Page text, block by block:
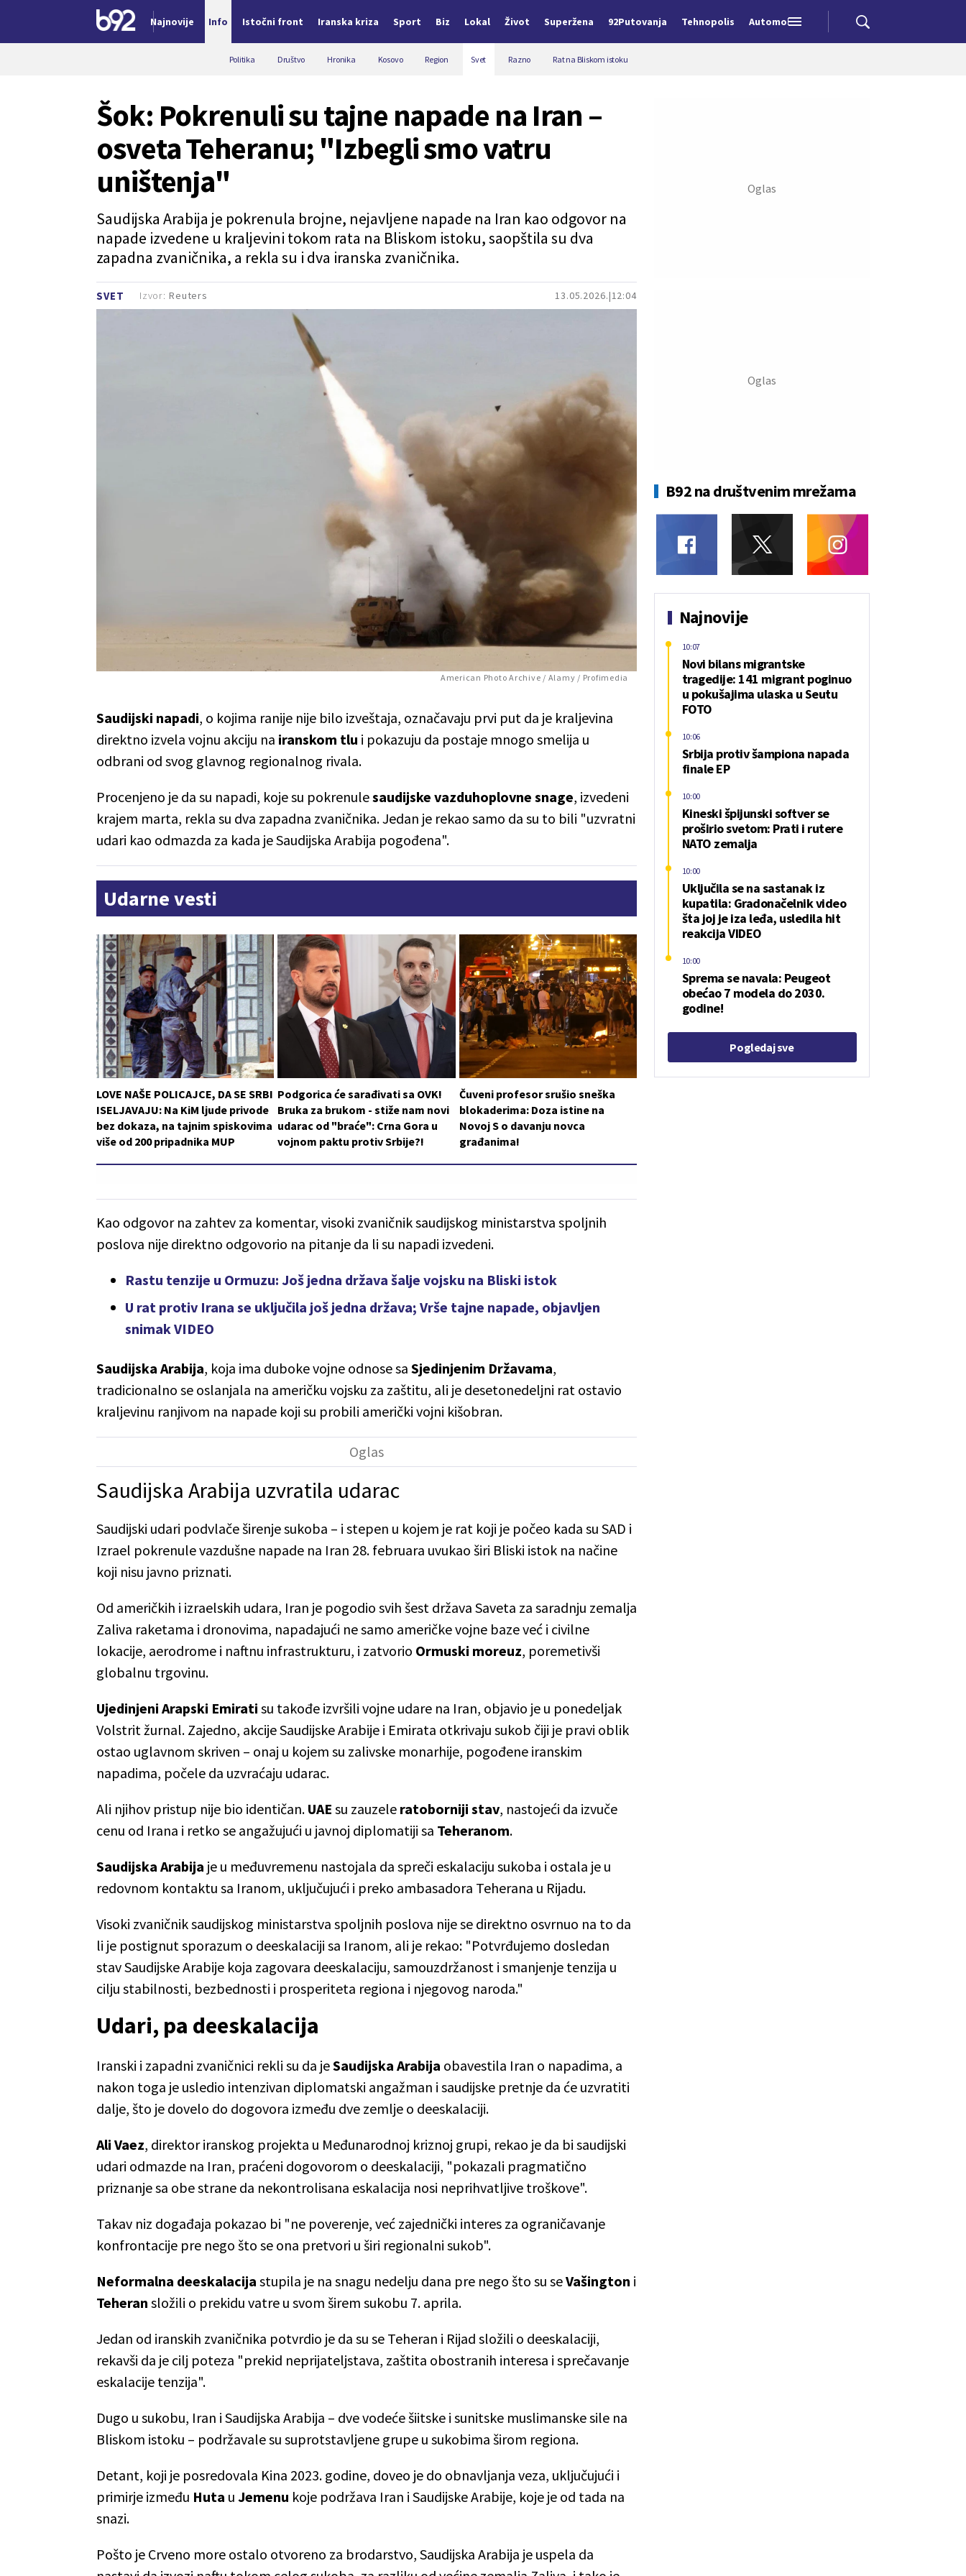
Najnovije Info Istočni front Iranska kriza Sport Biz Lokal Život Superžena 92Putovanja Tehnopolis Automobili
Politika Društvo Hronika Kosovo Region Svet Razno Rat na Bliskom istoku
SVET 13.05.2026. 12:04
Šok: Pokrenuli su tajne napade na Iran –
osveta Teheranu; "Izbegli smo vatru
uništenja"
Saudijska Arabija je pokrenula brojne, nejavljene napade na Iran kao odgovor na
napade izvedene u kraljevini tokom rata na Bliskom istoku, saopštila su dva
zapadna zvaničnika, a rekla su i dva iranska zvaničnika.
Izvor: Reuters
American Photo Archive / Alamy / Profimedia
Saudijski napadi, o kojima ranije nije bilo izveštaja, označavaju prvi put da je kraljevina
direktno izvela vojnu akciju na iranskom tlu i pokazuju da postaje mnogo smelija u
odbrani od svog glavnog regionalnog rivala.
Procenjeno je da su napadi, koje su pokrenulesaudijske vazduhoplovne snage, izvedeni
krajem marta, rekla su dva zapadna zvaničnika. Jedan je rekao samo da su to bili "uzvratni
udari kao odmazda za kada je Saudijska Arabija pogođena".
Udarne vesti
LOVE NAŠE POLICAJCE, DA SE SRBI
ISELJAVAJU: Na KiM ljude privode
bez dokaza, na tajnim spiskovima
više od 200 pripadnika MUP
Podgorica će sarađivati sa OVK!
Bruka za brukom - stiže nam novi
udarac od "braće": Crna Gora u
vojnom paktu protiv Srbije?!
Čuveni profesor srušio sneška
blokaderima: Doza istine na
Novoj S o davanju novca
građanima!
Kao odgovor na zahtev za komentar, visoki zvaničnik saudijskog ministarstva spoljnih
poslova nije direktno odgovorio na pitanje da li su napadi izvedeni.
Rastu tenzije u Ormuzu: Još jedna država šalje vojsku na Bliski istok
U rat protiv Irana se uključila još jedna država; Vrše tajne napade, objavljen
snimak VIDEO
Saudijska Arabija, koja ima duboke vojne odnose sa Sjedinjenim Državama,
tradicionalno se oslanjala na američku vojsku za zaštitu, ali je desetonedeljni rat ostavio
kraljevinu ranjivom na napade koji su probili američki vojni kišobran.
Saudijska Arabija uzvratila udarac
Saudijski udari podvlače širenje sukoba – i stepen u kojem je rat koji je počeo kada su SAD i
Izrael pokrenule vazdušne napade na Iran 28. februara uvukao širi Bliski istok na načine
koji nisu javno priznati.
Od američkih i izraelskih udara, Iran je pogodio svih šest država Saveta za saradnju zemalja
Zaliva raketama i dronovima, napadajući ne samo američke vojne baze već i civilne
lokacije, aerodrome i naftnu infrastrukturu, i zatvorio Ormuski moreuz, poremetivši
globalnu trgovinu.
Ujedinjeni Arapski Emirati su takođe izvršili vojne udare na Iran, objavio je u ponedeljak
Volstrit žurnal. Zajedno, akcije Saudijske Arabije i Emirata otkrivaju sukob čiji je pravi oblik
ostao uglavnom skriven – onaj u kojem su zalivske monarhije, pogođene iranskim
napadima, počele da uzvraćaju udarac.
Ali njihov pristup nije bio identičan. UAE su zauzele ratoborniji stav, nastojeći da izvuče
cenu od Irana i retko se angažujući u javnoj diplomatiji sa Teheranom.
Saudijska Arabija je u međuvremenu nastojala da spreči eskalaciju sukoba i ostala je u
redovnom kontaktu sa Iranom, uključujući i preko ambasadora Teherana u Rijadu.
Visoki zvaničnik saudijskog ministarstva spoljnih poslova nije se direktno osvrnuo na to da
li je postignut sporazum o deeskalaciji sa Iranom, ali je rekao: "Potvrđujemo dosledan
stav Saudijske Arabije koja zagovara deeskalaciju, samouzdržanost i smanjenje tenzija u
cilju stabilnosti, bezbednosti i prosperiteta regiona i njegovog naroda."
Udari, pa deeskalacija
Iranski i zapadni zvaničnici rekli su da jeSaudijska Arabija obavestila Iran o napadima, a
nakon toga je usledio intenzivan diplomatski angažman i saudijske pretnje da će uzvratiti
dalje, što je dovelo do dogovora između dve zemlje o deeskalaciji.
Ali Vaez, direktor iranskog projekta u Međunarodnoj kriznoj grupi, rekao je da bi saudijski
udari odmazde na Iran, praćeni dogovorom o deeskalaciji, "pokazali pragmatično
priznanje sa obe strane da nekontrolisana eskalacija nosi neprihvatljive troškove".
Takav niz događaja pokazao bi "ne poverenje, već zajednički interes za ograničavanje
konfrontacije pre nego što se ona pretvori u širi regionalni sukob".
Neformalna deeskalacija stupila je na snagu nedelju dana pre nego što su seVašington i
Teheran složili o prekidu vatre u svom širem sukobu 7. aprila.
Jedan od iranskih zvaničnika potvrdio je da su se Teheran i Rijad složili o deeskalaciji,
rekavši da je cilj poteza "prekid neprijateljstava, zaštita obostranih interesa i sprečavanje
eskalacije tenzija".
Dugo u sukobu, Iran i Saudijska Arabija – dve vodeće šiitske i sunitske muslimanske sile na
Bliskom istoku – podržavale su suprotstavljene grupe u sukobima širom regiona.
Detant, koji je posredovala Kina 2023. godine, doveo je do obnavljanja veza, uključujući i
primirje između Huta u Jemenu koje podržava Iran i Saudijske Arabije, koje je od tada na
snazi.
Pošto je Crveno more ostalo otvoreno za brodarstvo, Saudijska Arabija je uspela da
B92 na društvenim mrežama
Najnovije
Novi bilans migrantske
tragedije: 141 migrant poginuo
u pokušajima ulaska u Seutu
FOTO
10:07
Srbija protiv šampiona napada
finale EP
10:06
Kineski špijunski softver se
proširio svetom: Prati i rutere
NATO zemalja
10:00
Uključila se na sastanak iz
kupatila: Gradonačelnik video
šta joj je iza leđa, usledila hit
reakcija VIDEO
10:00
Sprema se navala: Peugeot
obećao 7 modela do 2030.
godine!
10:00
Pogledaj sve